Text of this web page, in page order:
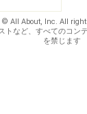
© All About, Inc. All
トなど、すべてのコン
を禁じます